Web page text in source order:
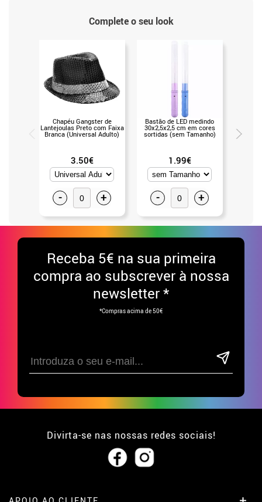
Complete o seu look
Chapéu Gangster de
Lantejoulas Preto com Faixa
Branca (Universal Adulto)
3.50€
- +
Bastão de LED medindo
30x2,5x2,5 cm em cores
sortidas (sem Tamanho)
1.99€
- +
Receba 5€ na sua primeira
compra ao subscrever à nossa
newsletter *
*Compras acima de 50€
Divirta-se nas nossas redes sociais!